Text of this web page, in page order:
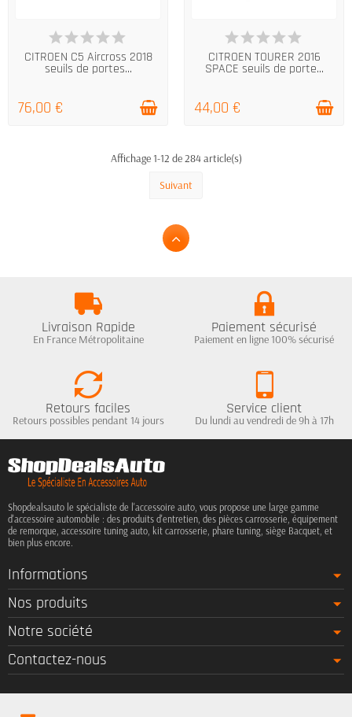
EN STOCK
CITROEN C5 Aircross 2018
seuils de portes...
76,00 €
EN STOCK
CITROEN TOURER 2016
SPACE seuils de porte...
44,00 €
Affichage 1-12 de 284 article(s)
Suivant
Livraison Rapide
En France Métropolitaine
Paiement sécurisé
Paiement en ligne 100% sécurisé
Retours faciles
Retours possibles pendant 14 jours
Service client
Du lundi au vendredi de 9h à 17h
Shopdealsauto le spécialiste de l'accessoire auto, vous propose une large gamme
d'accessoire automobile : des produits d'entretien, des pièces carrosserie, équipement
de remorque, accessoire tuning auto, kit carrosserie, phare tuning, siège Bacquet, et
bien plus encore.
Informations
Nos produits
Notre société
Contactez-nous